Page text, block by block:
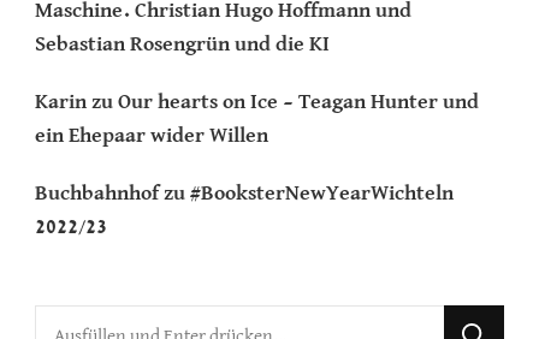
Maschine. Christian Hugo Hoffmann und
Sebastian Rosengrün und die KI
Karin zu Our hearts on Ice – Teagan Hunter und
ein Ehepaar wider Willen
Buchbahnhofzu #BooksterNewYearWichteln
2022/23
Suchst